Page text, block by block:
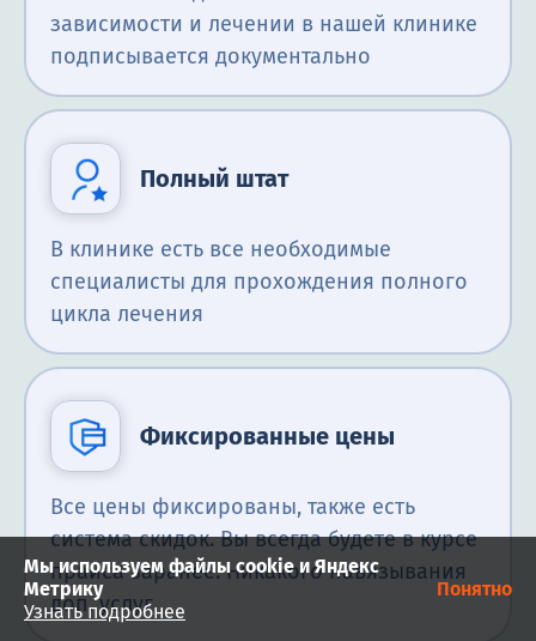
зависимости и лечении в нашей клинике
подписывается документально
Полный штат
В клинике есть все необходимые
специалисты для прохождения полного
цикла лечения
Фиксированные цены
Все цены фиксированы, также есть
система скидок. Вы всегда будете в курсе
прайса заранее. Никакого навязывания
доп. услуг
Мы используем файлы cookie и Яндекс
Метрику
Узнать подробнее
Понятно